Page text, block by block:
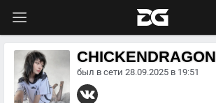
CHICKENDRAGON
был в сети 28.09.2025 в 19:51